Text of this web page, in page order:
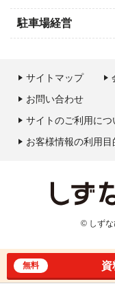
駐車場経営
サイトマップ
お問い合わせ
サイトのご利用につ
お客様情報の利用
© しずな
資
無料